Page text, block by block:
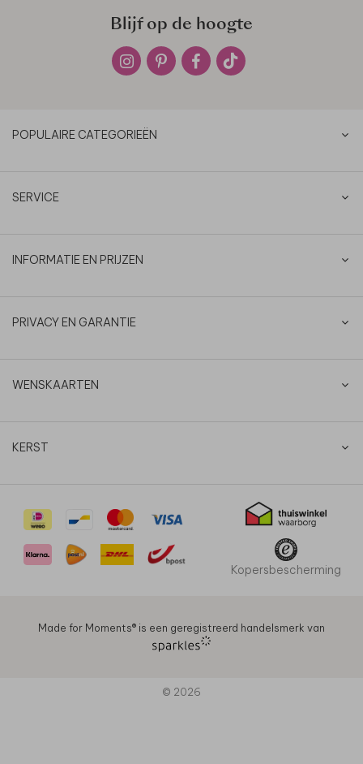
Blijf op de hoogte
POPULAIRE CATEGORIEËN
SERVICE
INFORMATIE EN PRIJZEN
PRIVACY EN GARANTIE
WENSKAARTEN
KERST
Kopersbescherming
Made for Moments®️ is een geregistreerd handelsmerk van
© 2026